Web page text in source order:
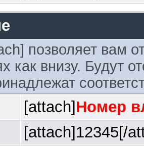
позволяет вам
как внизу. Будут
[attach] Номер
[attach]12345[/